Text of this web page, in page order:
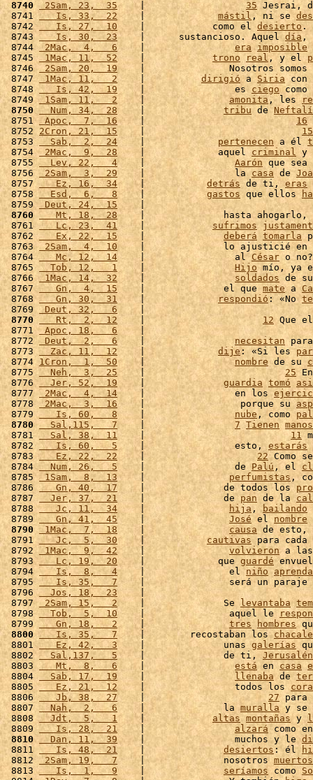
8740 2Sam, 23,  35
    |
35 Jesrai,
8741
   Is, 33,  22
    |
mástil , ni se
8742
   Is, 27,  10
    |            como el
desierto.
8743
   Is, 30,  23
    |      sustancioso. Aquel
día ,
8744 2Mac,  4,   6
    |
era imposible
8745
1Mac, 11,  52
    |
trono real , y el
8746 2Sam, 20,  19
|               Nosotros
8747 1Mac, 11,   2
    |
dirigió a Siria con
8748
   Is, 42,  19
    |                es
ciego
8749 1Sam, 11,   2
    |
amonita , les
8750
  Num, 34,  28
    |
tribu de Neftalí
8751
Apoc,  7,  16
    |
16
8752 2Cron, 21,  15
    |
15
8753
  Sab,  2,  24
    |
pertenecen a él
8754 2Mac,  9,  28
    |             aquel
criminal y
8755
  Lev, 22,   4
    |
Aarón que sea
8756 2Sam,  3,  29
    |                la
casa de
8757
   Ez, 16,  34
    |
detrás de ti, eras
8758
  Esd,  6,   8
    |
gastos que ellos
8759 Deut, 24,  15
8760
   Mt, 18,  28
|              hasta
8761
   Lc, 23,  41
    |
sufrimos
8762
   Ex, 22,  15
    |
deberá tomarla
8763 2Sam,  4,  10
    |              lo ajusticié en
8764
   Mc, 12,  14
    |                al
César o
8765
  Tob, 12,   1
    |
Hijo mío, ya
8766 1Mac, 14,  32
    |
soldados de
8767
   Gn,  4,  15
    |              el que
mate a
8768
   Gn, 30,  31
    |
respondió : «No
8769
Deut, 32,   6
    |
8770
   Rt,  2,  12
    |
12 Que
8771 Apoc, 18,   6
8772 Deut,  2,   6
    |
necesitan
8773
  Zac, 11,  12
    |
dije : «Si les
8774 1Cron,  1,  50
    |
nombre de su
8775
  Neh,  3,  25
    |
25
8776
  Jer, 52,  19
    |
guardia tomó
8777 2Mac,  4,  14
    |                en los
8778
2Mac,  3,  16
    |                 porque su
8779
   Is, 60,   8
    |
nube , como
8780
  Sal,115,   7
    |
7 Tienen manos
8781
  Sal, 38,  11
    |
11
8782
   Is, 60,   5
    |                esto,
estarás
8783
   Ez, 22,  22
    |
22 Como
8784
  Num, 26,   5
    |                de
Palú , el
8785 1Sam,  8,  13
    |
perfumistas ,
8786
   Gn, 40,  17
    |              de todos los
8787
  Jer, 37,  21
    |              de
pan de la
8788
   Jc, 11,  34
    |
hija , bailando
8789
   Gn, 41,  45
    |
José el nombre
8790
1Mac,  7,  18
    |
causa de esto,
8791
   Jc,  5,  30
    |
cautivas para cada
8792 1Mac,  9,  42
    |
volvieron a
8793
   Lc, 19,  20
    |             que
guardé
8794
   Is,  8,   4
    |               el
niño
aprenda
8795
   Is, 35,   7
|               será un
8796
  Jos, 18,  23
8797 2Sam, 15,   2
    |              Se
levantaba
8798
  Tob,  5,  10
    |               aquel le
8799
   Gn, 18,   2
    |
tres hombres
8800
   Is, 35,   7
    |        recostaban los
8801
   Ez, 42,   3
    |              unas
galerías
8802
  Sal,137,   5
    |              de ti,
Jerusalén
8803
   Mt,  8,   6
    |
está en casa
8804
  Sab, 17,  19
    |
llenaba de
8805
   Ez, 21,  12
    |                todos los
8806
   Jb, 38,  27
    |
27 para
8807
  Nah,  2,   6
    |              la
muralla y se
8808
  Jdt,  5,   1
    |
altas montañas y
8809
   Is, 28,  21
    |
alzará como
8810
  Dan, 11,  39
    |                muchos y le
8811
   Is, 48,  21
    |
desiertos : él
8812
2Sam, 19,   7
    |              nosotros
muertos
8813
   Is,  1,   9
    |
seríamos como